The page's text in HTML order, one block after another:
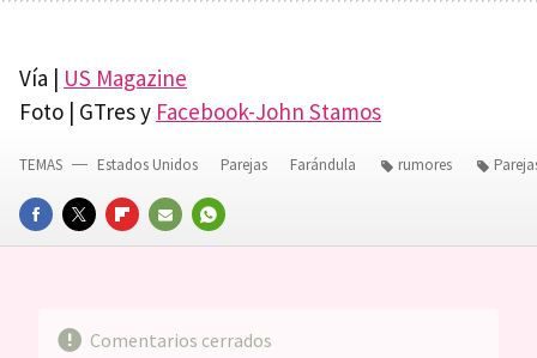
Vía | US Magazine
Foto | GTres y Facebook-John Stamos
FACEBOOKTWITTERFLIPBOARD
E-
WHATSAPP
TEMAS Estados Unidos Parejas Farándula rumores
Comentarios cerrados